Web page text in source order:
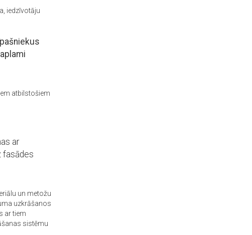
iedzīvotāju
atbilstošiem
ar
fasādes
un metožu
uzkrāšanos
ar tiem
sistēmu